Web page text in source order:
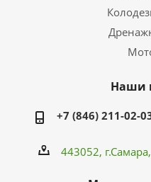
Наши
+7 (846) 211-02-
443052, г.Самара,